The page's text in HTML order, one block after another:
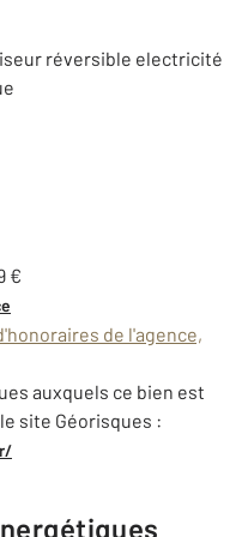
réversible electricité
€
de l'agence,
auxquels ce bien est
site Géorisques :